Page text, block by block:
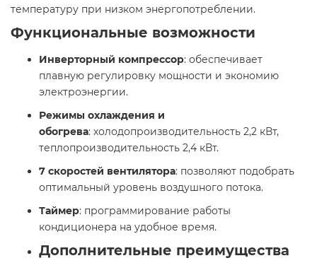
температуру при низком энергопотреблении.​
Функциональные возможности
Инверторный компрессор: обеспечивает
плавную регулировку мощности и экономию
электроэнергии.​
Режимы охлаждения и
обогрева: холодопроизводительность 2,2 кВт,
теплопроизводительность 2,4 кВт.​
7 скоростей вентилятора: позволяют подобрать
оптимальный уровень воздушного потока.​
Таймер: программирование работы
кондиционера на удобное время.​
Дополнительные преимущества